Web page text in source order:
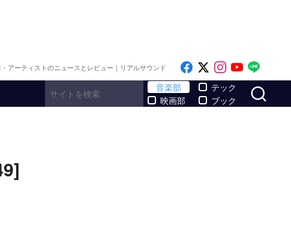
アーティストのニュースとレビュー｜リアルサウンド Like on Facebook
Follow on x
Follow on
Follow
音楽部
映画部
テック
ブック